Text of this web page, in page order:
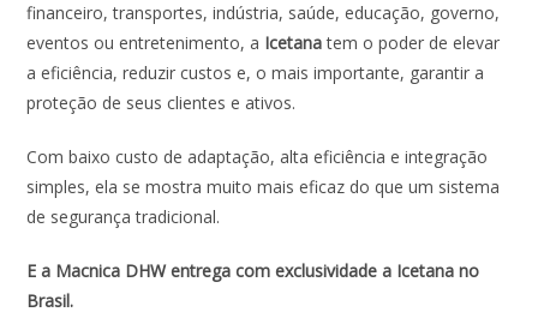
financeiro, transportes, indústria, saúde, educação, governo,
eventos ou entretenimento, a Icetanatem o poder de elevar
a eficiência, reduzir custos e, o mais importante, garantir a
proteção de seus clientes e ativos.
Com baixo custo de adaptação, alta eficiência e integração
simples, ela se mostra muito mais eficaz do que um sistema
de segurança tradicional.
E a Macnica DHW entrega com exclusividade a Icetana no
Brasil.